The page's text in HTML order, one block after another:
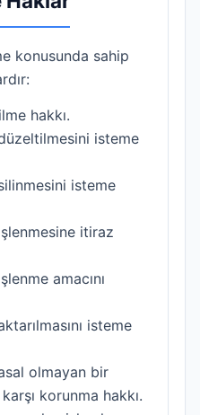
konusunda sahip
hakkı.
isteme
isteme
itiraz
amacını
isteme
olmayan bir
korunma hakkı.